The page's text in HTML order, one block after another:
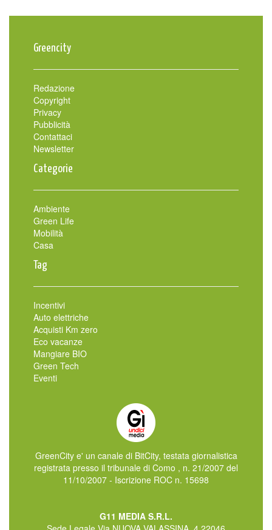
Greencity
Redazione
Copyright
Privacy
Pubblicità
Contattaci
Newsletter
Categorie
Ambiente
Green Life
Mobilità
Casa
Tag
Incentivi
Auto elettriche
Acquisti Km zero
Eco vacanze
Mangiare BIO
Green Tech
Eventi
GreenCity e' un canale di BitCity, testata giornalistica
registrata presso il tribunale di Como , n. 21/2007 del
11/10/2007 - Iscrizione ROC n. 15698
G11 MEDIA S.R.L.